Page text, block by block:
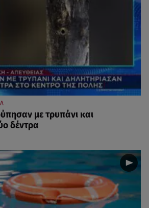
με τρυπάνι και
δέντρα